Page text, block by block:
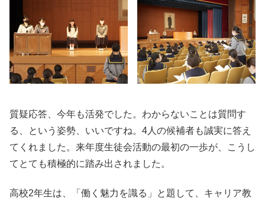
質疑応答、今年も活発でした。わからないことは質問す
る、という姿勢、いいですね。4人の候補者も誠実に答え
てくれました。来年度生徒会活動の最初の一歩が、こうし
てとても積極的に踏み出されました。
高校2年生は、「働く魅力を識る」と題して、キャリア教